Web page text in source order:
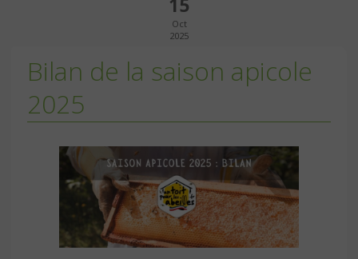
15
Oct
2025
Bilan de la saison apicole
2025